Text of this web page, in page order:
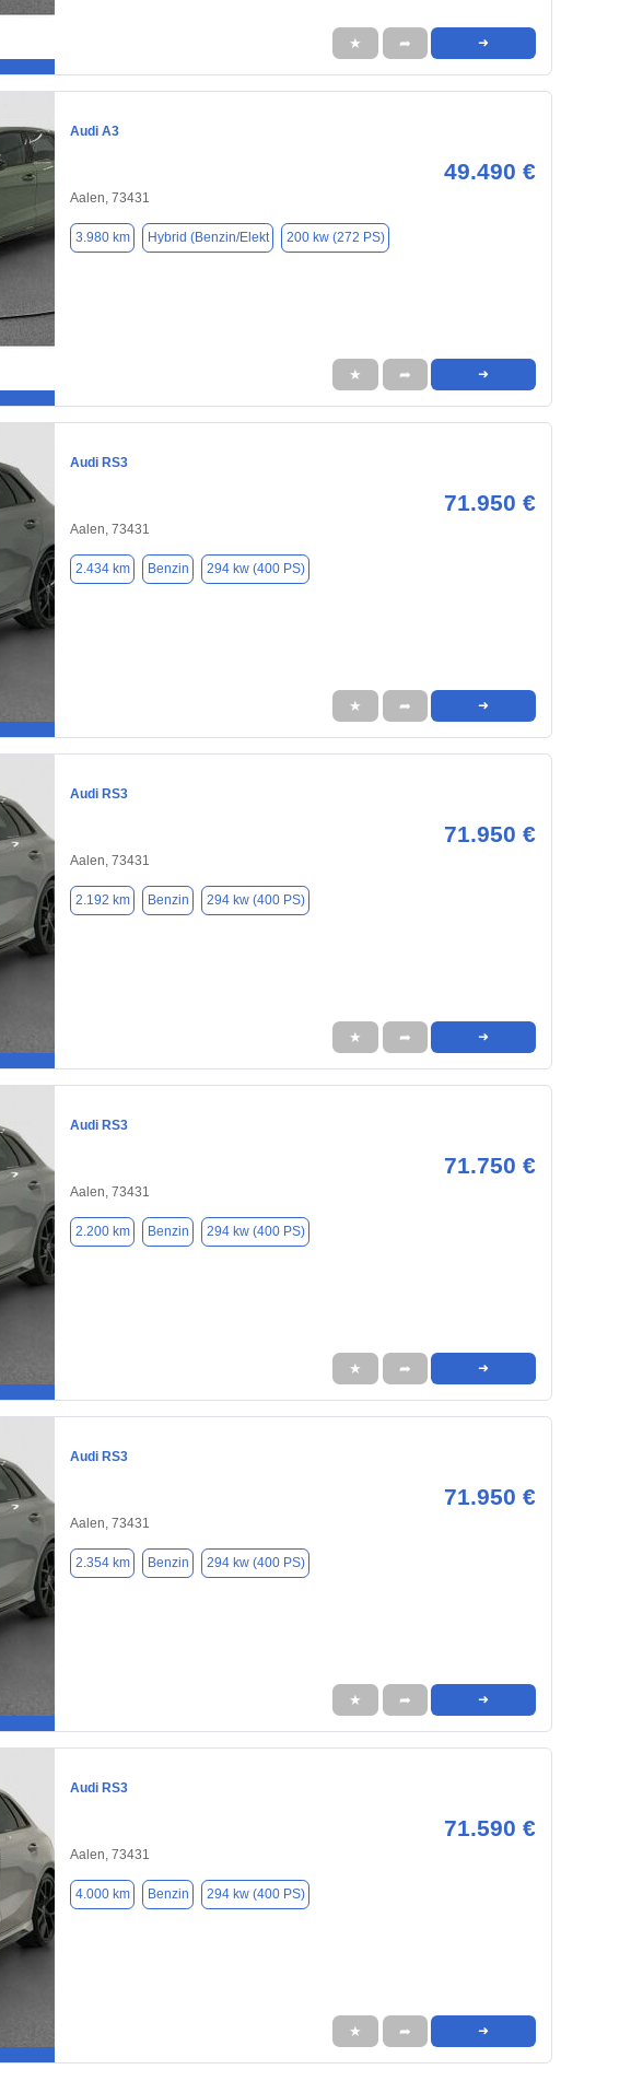
★ ➦ ➜
Audi A3
49.490 €
Aalen, 73431
3.980 km Hybrid (Benzin/Elekt 200 kw (272 PS)
★ ➦ ➜
Audi RS3
71.950 €
Aalen, 73431
2.434 km Benzin 294 kw (400 PS)
★ ➦ ➜
Audi RS3
71.950 €
Aalen, 73431
2.192 km Benzin 294 kw (400 PS)
★ ➦ ➜
Audi RS3
71.750 €
Aalen, 73431
2.200 km Benzin 294 kw (400 PS)
★ ➦ ➜
Audi RS3
71.950 €
Aalen, 73431
2.354 km Benzin 294 kw (400 PS)
★ ➦ ➜
Audi RS3
71.590 €
Aalen, 73431
4.000 km Benzin 294 kw (400 PS)
★ ➦ ➜